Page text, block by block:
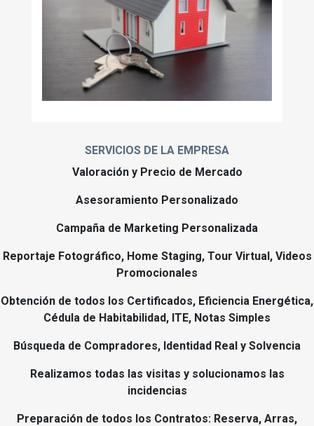
SERVICIOS DE LA EMPRESA
Valoración y Precio de Mercado
Asesoramiento Personalizado
Campaña de Marketing Personalizada
Reportaje Fotográfico, Home Staging, Tour Virtual, Videos
Promocionales
Obtención de todos los Certificados, Eficiencia Energética,
Cédula de Habitabilidad, ITE, Notas Simples
Búsqueda de Compradores, Identidad Real y Solvencia
Realizamos todas las visitas y solucionamos las
incidencias
Preparación de todos los Contratos: Reserva, Arras,